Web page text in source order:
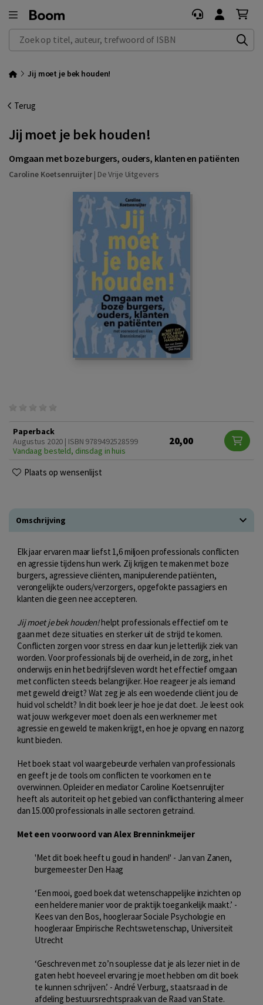
Zoek op titel, auteur, trefwoord of ISBN
Jij moet je bek houden!
Terug
Jij moet je bek houden!
Omgaan met boze burgers, ouders, klanten en patiënten
Caroline Koetsenruijter | De Vrije Uitgevers
Paperback
Augustus 2020 | ISBN 9789492528599
Vandaag besteld, dinsdag in huis
20,00
Plaats op wensenlijst
Omschrijving
Elk jaar ervaren maar liefst 1,6 miljoen professionals conflicten
en agressie tijdens hun werk. Zij krijgen te maken met boze
burgers, agressieve cliënten, manipulerende patiënten,
verongelijkte ouders/verzorgers, opgefokte passagiers en
klanten die geen nee accepteren.
Jij moet je bek houden!helpt professionals effectief om te
gaan met deze situaties en sterker uit de strijd te komen.
Conflicten zorgen voor stress en daar kun je letterlijk ziek van
worden. Voor professionals bij de overheid, in de zorg, in het
onderwijs en in het bedrijfsleven wordt het effectief omgaan
met conflicten steeds belangrijker. Hoe reageer je als iemand
met geweld dreigt? Wat zeg je als een woedende cliënt jou de
huid vol scheldt? In dit boek leer je hoe je dat doet. Je leest ook
wat jouw werkgever moet doen als een werknemer met
agressie en geweld te maken krijgt, en hoe je opvang en nazorg
kunt bieden.
Het boek staat vol waargebeurde verhalen van professionals
en geeft je de tools om conflicten te voorkomen en te
overwinnen. Opleider en mediator Caroline Koetsenruijter
heeft als autoriteit op het gebied van conflicthantering al meer
dan 15.000 professionals in alle sectoren getraind.
Met een voorwoord van Alex Brenninkmeijer
'Met dit boek heeft u goud in handen!' - Jan van Zanen,
burgemeester Den Haag
‘Een mooi, goed boek dat wetenschappelijke inzichten op
een heldere manier voor de praktijk toegankelijk maakt.’ -
Kees van den Bos, hoogleraar Sociale Psychologie en
hoogleraar Empirische Rechtswetenschap, Universiteit
Utrecht
‘Geschreven met zo’n souplesse dat je als lezer niet in de
gaten hebt hoeveel ervaring je moet hebben om dit boek
te kunnen schrijven.’ - André Verburg, staatsraad in de
afdeling bestuursrechtspraak van de Raad van State.